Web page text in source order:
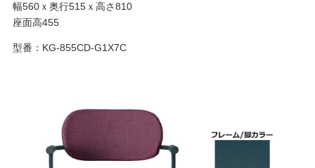
幅560ｘ奥行515ｘ高さ810
座面高455
型番：KG-855CD-G1X7C